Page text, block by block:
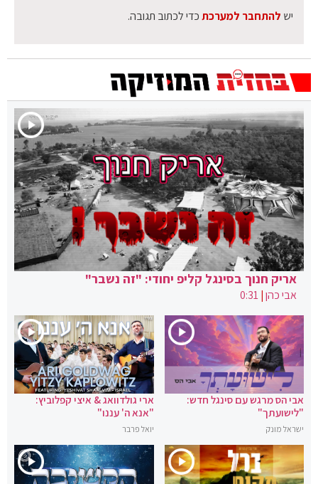
יש להתחבר למערכתכדי לכתוב תגובה.
אריק חנוך בסינגל קליפ יחודי: "זה נשבר"
אבי כהן|
0:31
אבי הס מרגש עם סינגל חדש:
"לישועתך"
ישראל מונק
ארי גולדוואג & איצי קפלוביץ:
"אנא ה' עננו"
יואל פרבר